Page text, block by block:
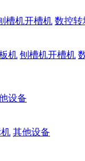
槽机开槽机 数控转
机 刨槽机开槽机
设备
其他设备